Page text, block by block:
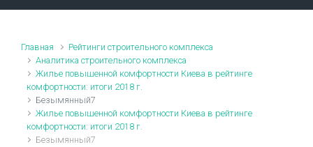
Главная
Рейтинги строительного комплекса
Аналитика строительного комплекса
Жилье повышенной комфортности Киева в рейтинге
комфортности: итоги 2018 г.
Безымянный7
Жилье повышенной комфортности Киева в рейтинге
комфортности: итоги 2018 г.
Безымянный7